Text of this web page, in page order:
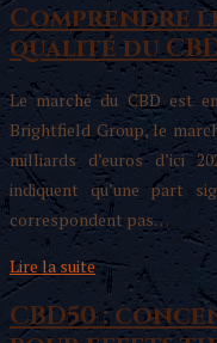
Comprendre
qualité du
Le marché du CBD est
Brightfield Group, le
milliards d’euros d’ici
indiquent qu’une part
correspondent pas…
Lire la suite
CBD50 :